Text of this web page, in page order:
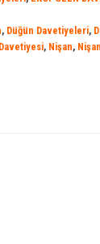
, Düğün Davetiyeleri,
, Nişan,